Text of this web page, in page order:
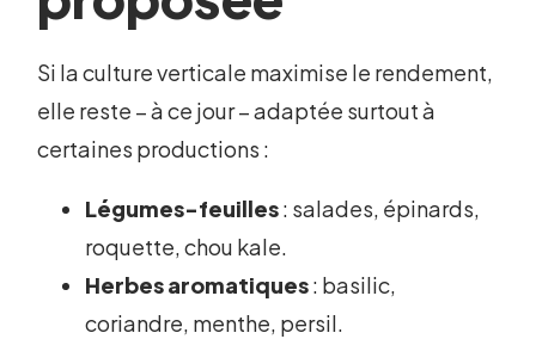
Si la culture verticale maximise le rendement,
elle reste – à ce jour – adaptée surtout à
certaines productions :
Légumes-feuilles: salades, épinards,
roquette, chou kale.
Herbes aromatiques: basilic,
coriandre, menthe, persil.